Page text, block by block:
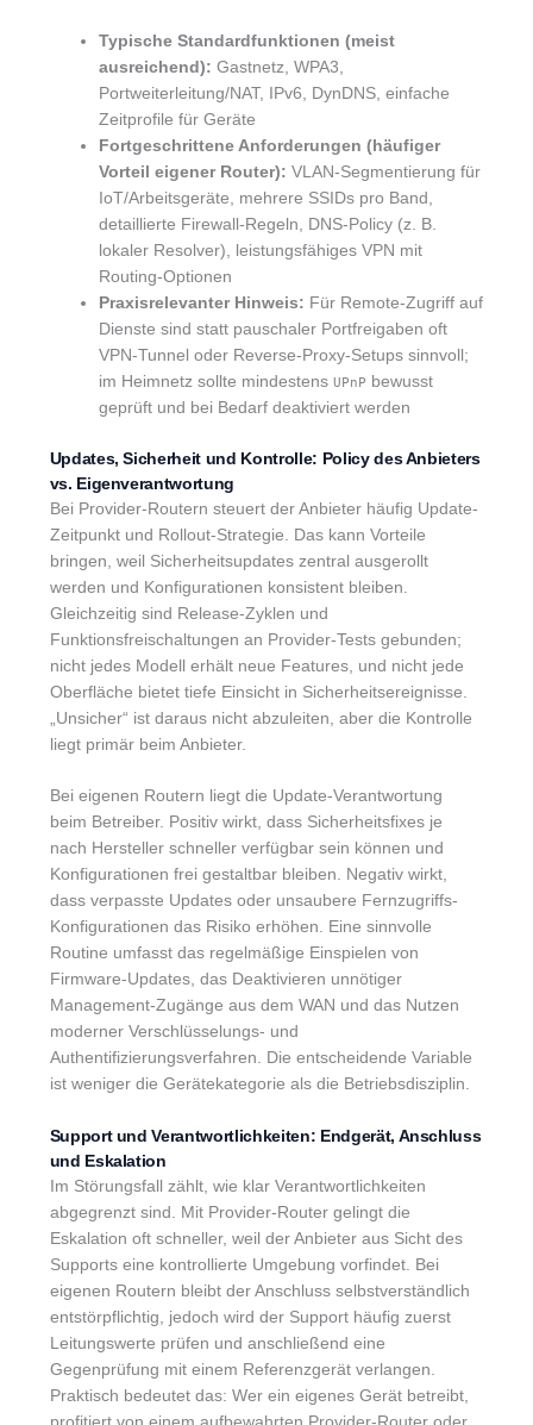
Typische Standardfunktionen (meist
ausreichend): Gastnetz, WPA3,
Portweiterleitung/NAT, IPv6, DynDNS, einfache
Zeitprofile für Geräte
Fortgeschrittene Anforderungen (häufiger
Vorteil eigener Router): VLAN-Segmentierung für
IoT/Arbeitsgeräte, mehrere SSIDs pro Band,
detaillierte Firewall-Regeln, DNS-Policy (z. B.
lokaler Resolver), leistungsfähiges VPN mit
Routing-Optionen
Praxisrelevanter Hinweis: Für Remote-Zugriff auf
Dienste sind statt pauschaler Portfreigaben oft
VPN-Tunnel oder Reverse-Proxy-Setups sinnvoll;
im Heimnetz sollte mindestens UPnP bewusst
geprüft und bei Bedarf deaktiviert werden
Updates, Sicherheit und Kontrolle: Policy des Anbieters
vs. Eigenverantwortung
Bei Provider-Routern steuert der Anbieter häufig Update-
Zeitpunkt und Rollout-Strategie. Das kann Vorteile
bringen, weil Sicherheitsupdates zentral ausgerollt
werden und Konfigurationen konsistent bleiben.
Gleichzeitig sind Release-Zyklen und
Funktionsfreischaltungen an Provider-Tests gebunden;
nicht jedes Modell erhält neue Features, und nicht jede
Oberfläche bietet tiefe Einsicht in Sicherheitsereignisse.
„Unsicher“ ist daraus nicht abzuleiten, aber die Kontrolle
liegt primär beim Anbieter.
Bei eigenen Routern liegt die Update-Verantwortung
beim Betreiber. Positiv wirkt, dass Sicherheitsfixes je
nach Hersteller schneller verfügbar sein können und
Konfigurationen frei gestaltbar bleiben. Negativ wirkt,
dass verpasste Updates oder unsaubere Fernzugriffs-
Konfigurationen das Risiko erhöhen. Eine sinnvolle
Routine umfasst das regelmäßige Einspielen von
Firmware-Updates, das Deaktivieren unnötiger
Management-Zugänge aus dem WAN und das Nutzen
moderner Verschlüsselungs- und
Authentifizierungsverfahren. Die entscheidende Variable
ist weniger die Gerätekategorie als die Betriebsdisziplin.
Support und Verantwortlichkeiten: Endgerät, Anschluss
und Eskalation
Im Störungsfall zählt, wie klar Verantwortlichkeiten
abgegrenzt sind. Mit Provider-Router gelingt die
Eskalation oft schneller, weil der Anbieter aus Sicht des
Supports eine kontrollierte Umgebung vorfindet. Bei
eigenen Routern bleibt der Anschluss selbstverständlich
entstörpflichtig, jedoch wird der Support häufig zuerst
Leitungswerte prüfen und anschließend eine
Gegenprüfung mit einem Referenzgerät verlangen.
Praktisch bedeutet das: Wer ein eigenes Gerät betreibt,